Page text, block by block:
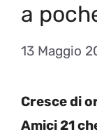
a
13 Maggio
Cresce di
Amici 21